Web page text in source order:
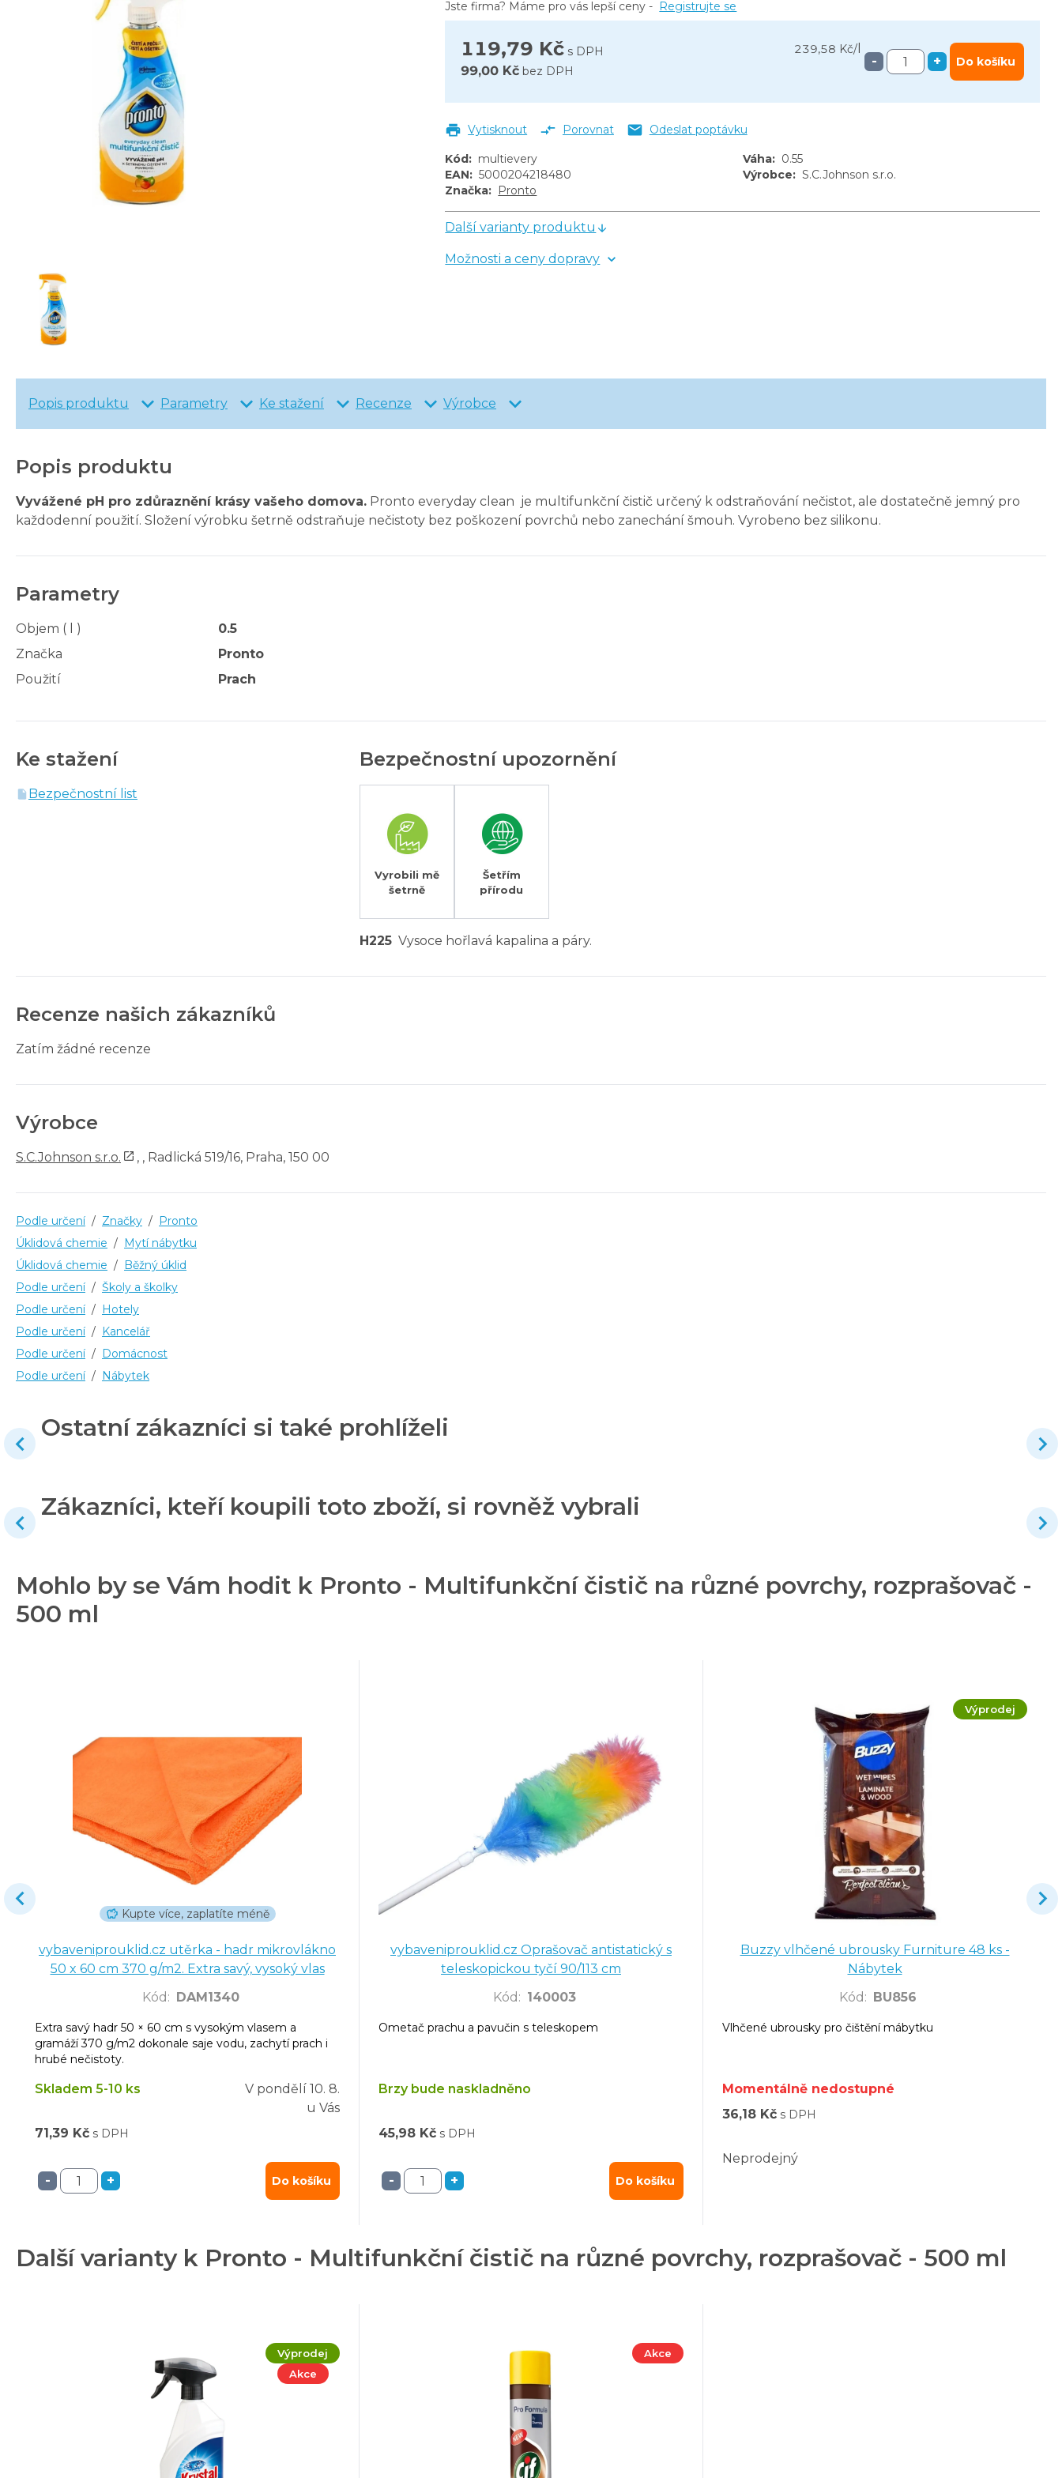
119,79 Kč s DPH 239,58 Kč/
99,00 Kč bez DPH
- + Do košíku
Jste firma? Máme pro vás lepší ceny - Registrujte se
Vytisknout Porovnat Odeslat poptávku
Kód: multievery Váha: 0.55
EAN: 5000204218480 Výrobce: S.C.Johnson s.r.o.
Značka: Pronto
Další varianty produktu
Možnosti a ceny dopravy
Popis produktu Parametry Ke stažení Recenze Výrobce
Popis produktu
Vyvážené pH pro zdůraznění krásy vašeho domova. Pronto everyday clean je multifunkční čistič určený k odstraňování nečistot, ale dostatečně jemný pro
každodenní použití. Složení výrobku šetrně odstraňuje nečistoty bez poškození povrchů nebo zanechání šmouh. Vyrobeno bez silikonu.
Parametry
Objem ( l )
0.5
Značka
Pronto
Použití
Prach
Ke stažení
Bezpečnostní list
Bezpečnostní upozornění
Vyrobili mě
šetrně
Šetřím
přírodu
H225 Vysoce hořlavá kapalina a páry.
Recenze našich zákazníků
Zatím žádné recenze
Výrobce
S.C.Johnson s.r.o. , , Radlická 519/16, Praha, 150 00
Podle určení / Značky / Pronto
Úklidová chemie / Mytí nábytku
Úklidová chemie / Běžný úklid
Podle určení / Školy a školky
Podle určení / Hotely
Podle určení / Kancelář
Podle určení / Domácnost
Podle určení / Nábytek
Ostatní zákazníci si také prohlíželi
Zákazníci, kteří koupili toto zboží, si rovněž vybrali
Mohlo by se Vám hodit k Pronto - Multifunkční čistič na různé povrchy, rozprašovač -
500 ml
Kupte více, zaplatíte méně
vybaveniprouklid.cz utěrka - hadr mikrovlákno
50 x 60 cm 370 g/m2. Extra savý, vysoký vlas
Kód : DAM1340
Extra savý hadr 50 × 60 cm s vysokým vlasem a
gramáží 370 g/m2 dokonale saje vodu, zachytí prach i
hrubé nečistoty.
Skladem 5-10 ks V pondělí 10. 8.
u Vás
71,39 Kč s DPH
- + Do košíku
vybaveniprouklid.cz Oprašovač antistatický s
teleskopickou tyčí 90/113 cm
Kód : 140003
Ometač prachu a pavučin s teleskopem
Brzy bude naskladněno
45,98 Kč s DPH
- + Do košíku
Výprodej
Buzzy vlhčené ubrousky Furniture 48 ks -
Nábytek
Kód : BU856
Vlhčené ubrousky pro čištění mábytku
Momentálně nedostupné
36,18 Kč s DPH
Neprodejný
Další varianty k Pronto - Multifunkční čistič na různé povrchy, rozprašovač - 500 ml
Výprodej
Akce
Akce